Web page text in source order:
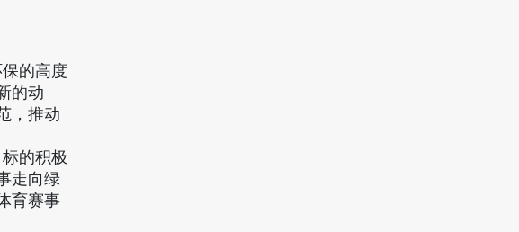
的高度
的动
，推动
的积极
走向绿
育赛事